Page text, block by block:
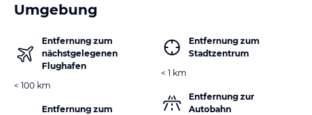
Umgebung
Entfernung zum
nächstgelegenen
Flughafen
< 100 km
Entfernung zum
Entfernung zum
Stadtzentrum
< 1 km
Entfernung zur
Autobahn